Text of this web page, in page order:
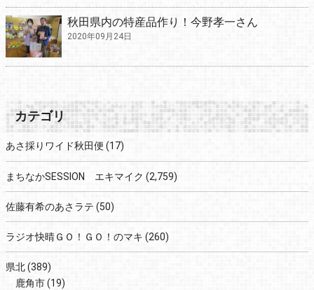
秋田県内の特産品作り！今野孝一さん
2020年09月24日
カテゴリ
あさ採りワイド秋田便 (17)
まちなかSESSION エキマイク (2,759)
佐藤有希のあさラテ (50)
ラジオ快晴ＧＯ！ＧＯ！のマキ (260)
県北(389)
鹿角市(19)